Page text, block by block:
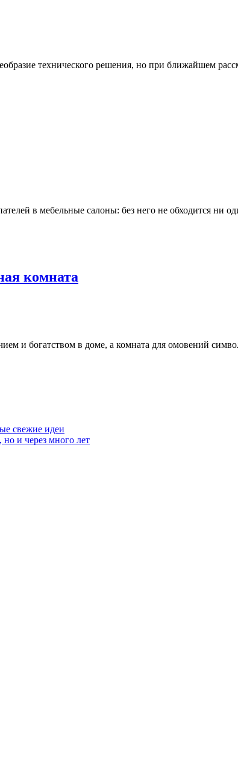
технического решения, но при ближайшем
в мебельные салоны: без него не обходится
комната
и богатством в доме, а комната для омовений
свежие идеи
но и через много лет